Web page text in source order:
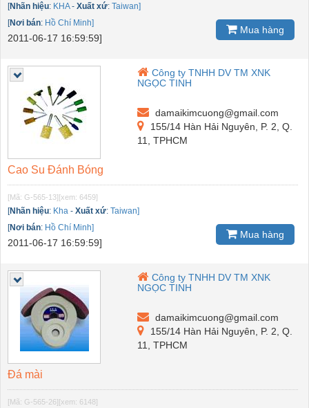
[Nhãn hiệu: KHA- Xuất xứ: Taiwan]
[Nơi bán: Hồ Chí Minh]
2011-06-17 16:59:59]
Mua hàng
Công ty TNHH DV TM XNK
NGỌC TINH
damaikimcuong@gmail.com
155/14 Hàn Hải Nguyên, P. 2, Q.
11, TPHCM
Cao Su Đánh Bóng
[Mã: G-565-13][xem: 6459]
[Nhãn hiệu: Kha - Xuất xứ: Taiwan]
[Nơi bán: Hồ Chí Minh]
2011-06-17 16:59:59]
Mua hàng
Công ty TNHH DV TM XNK
NGỌC TINH
damaikimcuong@gmail.com
155/14 Hàn Hải Nguyên, P. 2, Q.
11, TPHCM
Đá mài
[Mã: G-565-26][xem: 6148]